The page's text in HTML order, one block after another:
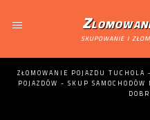
skupowanie i
ZŁOMOWANIE POJAZDU
POJAZDÓW - SKUP